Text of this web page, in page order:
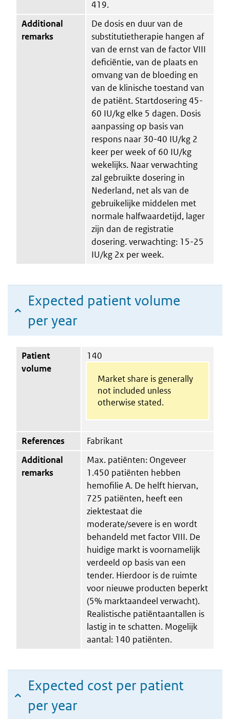
419.
Additional
remarks
De dosis en duur van de
substitutietherapie hangen af
van de ernst van de factor VIII
deficiëntie, van de plaats en
omvang van de bloeding en
van de klinische toestand van
de patiënt. Startdosering 45-
60 IU/kg elke 5 dagen. Dosis
aanpassing op basis van
respons naar 30-40 IU/kg 2
keer per week of 60 IU/kg
wekelijks. Naar verwachting
zal gebruikte dosering in
Nederland, net als van de
gebruikelijke middelen met
normale halfwaardetijd, lager
zijn dan de registratie
dosering. verwachting: 15-25
IU/kg 2x per week.
Expected patient volume
per year
Patient
volume
140
Market share is generally
not included unless
otherwise stated.
References
Fabrikant
Additional
remarks
Max. patiënten: Ongeveer
1.450 patiënten hebben
hemofilie A. De helft hiervan,
725 patiënten, heeft een
ziektestaat die
moderate/severe is en wordt
behandeld met factor VIII. De
huidige markt is voornamelijk
verdeeld op basis van een
tender. Hierdoor is de ruimte
voor nieuwe producten beperkt
(5% marktaandeel verwacht).
Realistische patiëntaantallen is
lastig in te schatten. Mogelijk
aantal: 140 patiënten.
Expected cost per patient
per year